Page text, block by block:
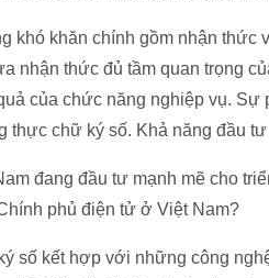
khó khăn chính gồm nhận thức
nhận thức đủ tầm quan trọng
của chức năng nghiệp vụ.
thực chữ ký số. Khả năng đầu
đang đầu tư mạnh mẽ cho
phủ điện tử ở Việt Nam?
số kết hợp với những công